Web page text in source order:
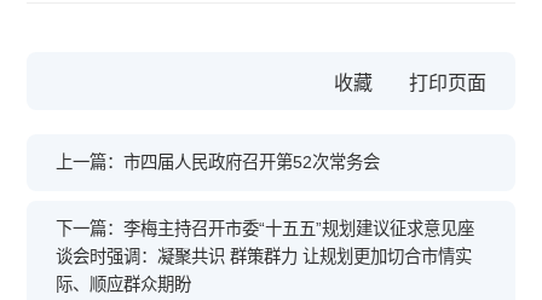
收藏
上一篇：市四届人民政府召开第52次常务会
下一篇：李梅主持召开市委“十五五”规划建议征求意见座
谈会时强调：凝聚共识 群策群力 让规划更加切合市情实
际、顺应群众期盼